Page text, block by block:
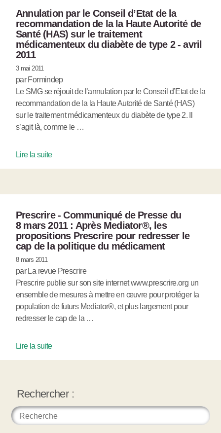
Annulation par le Conseil d’Etat de la
recommandation de la la Haute Autorité de
Santé (HAS) sur le traitement
médicamenteux du diabète de type 2 - avril
2011
3 mai 2011
par Formindep
Le SMG se réjouit de l’annulation par le Conseil d’Etat de la
recommandation de la la Haute Autorité de Santé (HAS)
sur le traitement médicamenteux du diabète de type 2. Il
s’agit là, comme le …
Lire la suite
Prescrire - Communiqué de Presse du
8 mars 2011 : Après Mediator®, les
propositions Prescrire pour redresser le
cap de la politique du médicament
8 mars 2011
par La revue Prescrire
Prescrire publie sur son site internet www.prescrire.org un
ensemble de mesures à mettre en œuvre pour protéger la
population de futurs Mediator®, et plus largement pour
redresser le cap de la …
Lire la suite
Rechercher :